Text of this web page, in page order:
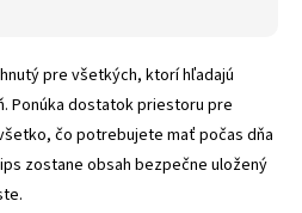
pre všetkých, ktorí hľadajú
Ponúka dostatok priestoru pre
čo potrebujete mať počas dňa
zostane obsah bezpečne uložený